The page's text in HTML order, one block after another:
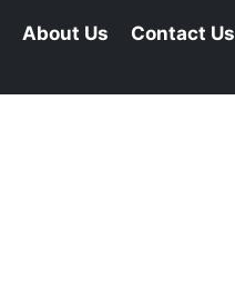
About Us Contact Us